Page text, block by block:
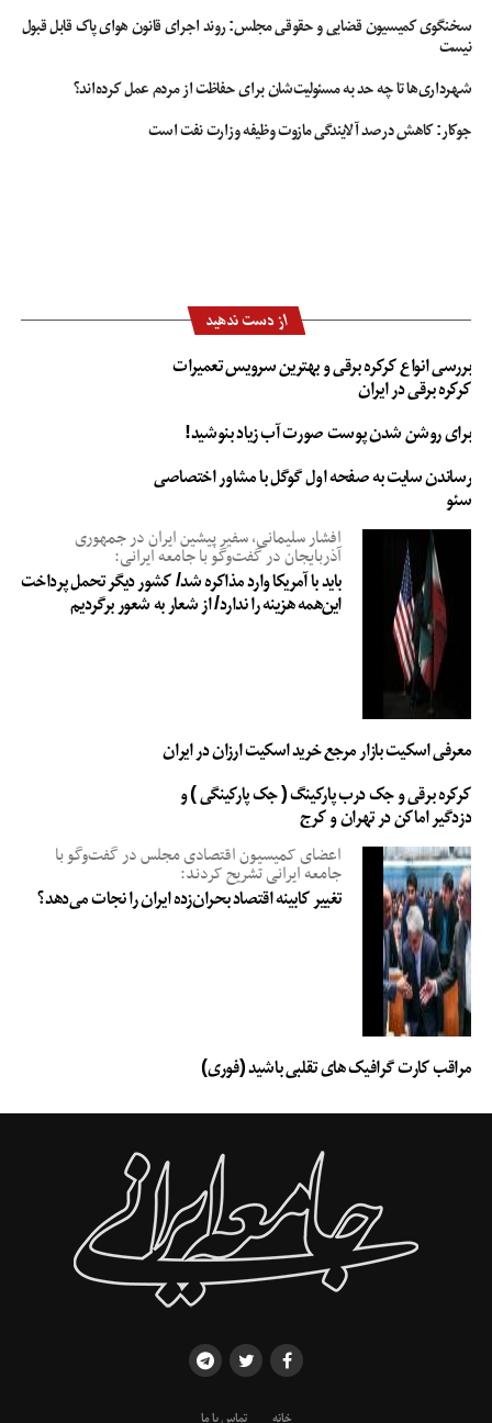
سخنگوی کمیسیون قضایی و حقوقی مجلس: روند اجرای قانون هوای پاک قابل قبول
نیست
شهرداری‌ها تا چه حد به مسئولیت‌شان برای حفاظت از مردم عمل کرده‌اند؟
جوکار: کاهش درصد آلایندگی مازوت وظیفه وزارت نفت است
از دست ندهید
بررسی انواع کرکره برقی و بهترین سرویس تعمیرات
کرکره برقی در ایران
برای روشن شدن پوست صورت آب زیاد بنوشید!
رساندن سایت به صفحه اول گوگل با مشاور اختصاصی
سئو
افشار سلیمانی، سفیر پیشین ایران در جمهوری
آذربایجان در گفت‌وگو با جامعه ایرانی:
باید با آمریکا وارد مذاکره شد/ کشور دیگر تحمل پرداخت
این‌همه هزینه را ندارد/ از شعار به شعور برگردیم
معرفی اسکیت بازار مرجع خرید اسکیت ارزان در ایران
کرکره برقی و جک درب پارکینگ ( جک پارکینگی ) و
دزدگیر اماکن در تهران و کرج
اعضای کمیسیون اقتصادی مجلس در گفت‌وگو با
جامعه ایرانی تشریح کردند:
تغییر کابینه اقتصاد بحران‌زده ایران را نجات می‌دهد؟
مراقب کارت گرافیک های تقلبی باشید (فوری)
خانه تماس با ما